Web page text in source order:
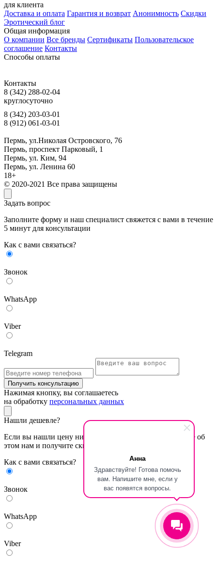
Анна
Здравствуйте! Готова помочь
вам. Напишите мне, если у
вас появятся вопросы.
для клиента
Доставка и оплата Гарантия и возврат Анонимность Скидки
Эротический блог
Общая информация
О компании Все бренды Сертификаты Пользовательское
соглашение Контакты
Способы оплаты
Контакты
8 (342) 288-02-04
круглосуточно
8 (342) 203-03-01
8 (912) 061-03-01
Пермь, ул.Николая Островского, 76
Пермь, проспект Парковый, 1
Пермь, ул. Ким, 94
Пермь, ул. Ленина 60
18+
© 2020-2021 Все права защищены
Задать вопрос
Заполните форму и наш специалист свяжется с вами в течение
5 минут для консультации
Как с вами связаться?
Звонок
WhatsApp
Viber
Telegram
Получить консультацию
Нажимая кнопку, вы соглашаетесь
на обработку персональных данных
Нашли дешевле?
Если вы нашли цену ниже в других магазинах, сообщите об
этом нам и получите скидку
Как с вами связаться?
Звонок
WhatsApp
Viber